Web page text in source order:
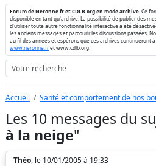
Forum de Neronne.fr et CDLB.org en mode archive . Ce
disponible en tant qu'archive. La possibilité de publier des
d'utiliser toute autre fonctionnalité interactive a été
les anciens messages et parcourir les discussions passées.
au fil des années et espérons que ces archives continueront
www.neronne.fret www.cdlb.org.
Accueil Santé et comportement de nos
Les 10 messages du
à la neige"
Théo, le 10/01/2005 à 19:33